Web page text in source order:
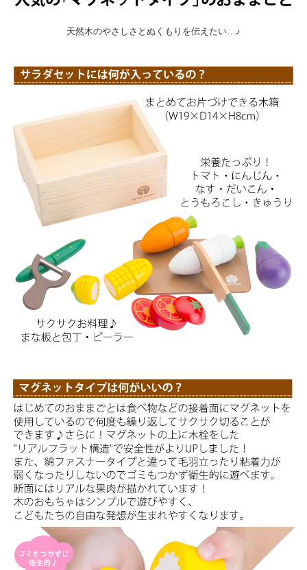
天然木のやさしさとぬくもりを伝えたい…♪